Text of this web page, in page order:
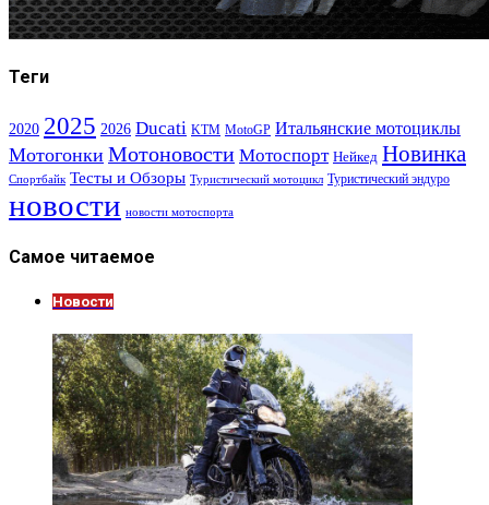
Теги
2020 2025 2026 Ducati KTM MotoGP Итальянские мотоциклы
Мотогонки Мотоновости Мотоспорт Нейкед Новинка
Спортбайк Тесты и Обзоры Туристический мотоцикл Туристический эндуро
новости новости мотоспорта
Самое читаемое
Новости